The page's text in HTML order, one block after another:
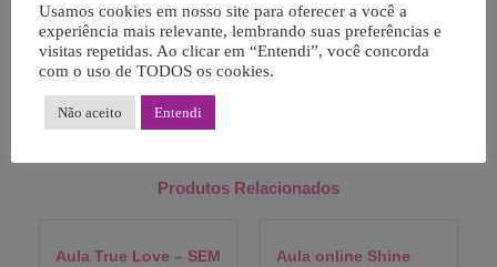
Produtos Relacionados
Aula True Love – SEM
Aula online Shine
Poderá assistir quantas vezes quiser a aula e ainda fazer
outros álbuns com os materiais que tem em casa.
Usamos cookies em nosso site para oferecer a você a
experiência mais relevante, lembrando suas preferências e
visitas repetidas. Ao clicar em “Entendi”, você concorda
com o uso de TODOS os cookies.
Não aceito Entendi